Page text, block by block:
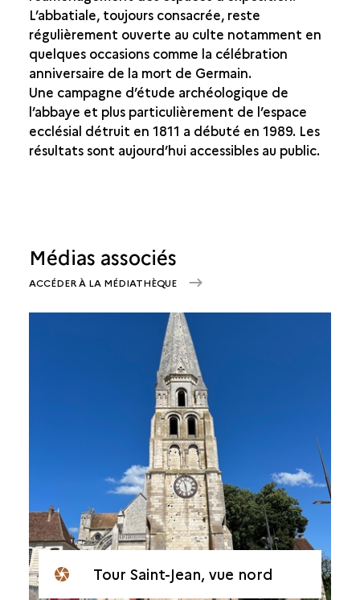
L’abbatiale, toujours consacrée, reste
régulièrement ouverte au culte notamment en
quelques occasions comme la célébration
anniversaire de la mort de Germain.
Une campagne d’étude archéologique de
l’abbaye et plus particulièrement de l’espace
ecclésial détruit en 1811 a débuté en 1989. Les
résultats sont aujourd’hui accessibles au public.
Médias associés
ACCÉDER À LA MÉDIATHÈQUE
Tour Saint-Jean, vue nord